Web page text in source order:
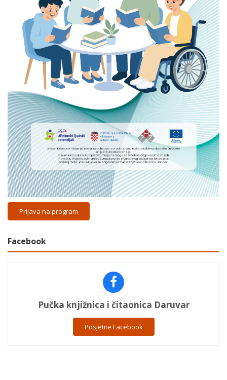
Prijava na program
Facebook
Pučka knjižnica i čitaonica Daruvar
Posjetite Facebook